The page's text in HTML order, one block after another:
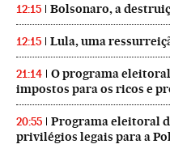
12:15 Bolsonaro, a
12:15 Lula, uma
21:14
O programa
impostos para os ricos e
20:55
Programa eleitoral
privilégios legais para a